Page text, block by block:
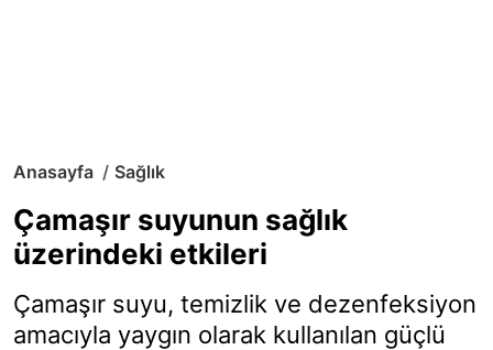
Anasayfa Sağlık
Çamaşır suyunun sağlık
üzerindeki etkileri
Çamaşır suyu, temizlik ve dezenfeksiyon
amacıyla yaygın olarak kullanılan güçlü